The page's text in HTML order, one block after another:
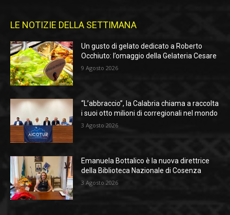
LE NOTIZIE DELLA SETTIMANA
Un gusto di gelato dedicato a Roberto
Occhiuto: l’omaggio della Gelateria Cesare
9 Agosto 2026
“L’abbraccio”, la Calabria chiama a raccolta
i suoi otto milioni di corregionali nel mondo
3 Agosto 2026
Emanuela Bottalico è la nuova direttrice
della Biblioteca Nazionale di Cosenza
3 Agosto 2026